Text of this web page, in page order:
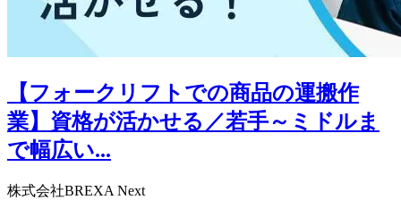
【フォークリフトでの商品の運搬作
業】資格が活かせる／若手～ミドルま
で幅広い...
株式会社BREXA Next